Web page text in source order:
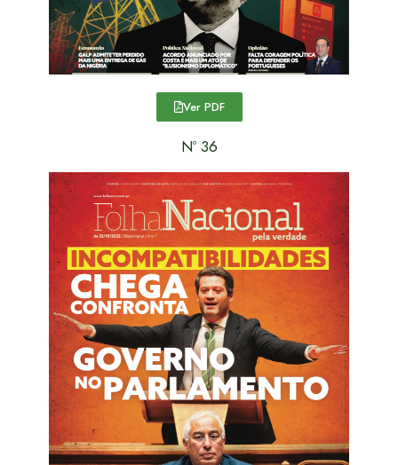
Ver PDF
Nº 36